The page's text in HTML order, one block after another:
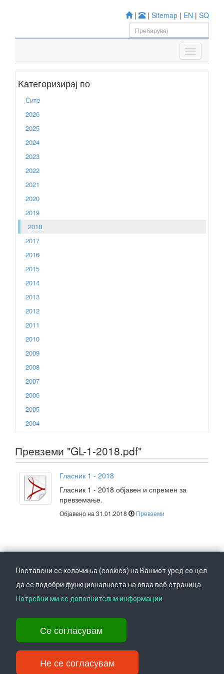
| | Sitemap | EN | SQ
Kатегоризирај по
Сите
2026
2025
2024
2023
2022
2021
2020
2019
2018
2017
2016
2015
2014
2013
2012
2011
2010
2009
2008
2007
2006
2005
2004
Превземи "GL-1-2018.pdf"
Гласник 1 - 2018
Гласник 1 - 2018 објавен и спремен за
превземање.
Објавено на 31.01.2018 Превземи
Врати се горе Следете не на
Ул. Даме Груев 14, Катна гаража Беко на 1-виот кат, 1000 Скопје,
Тел: +389 2 3103 601 (641), Факс: +389 2 3137 149 |
info@ippo.gov.mk
Поставени се колачиња (cookies) на Вашиот уред со цел
да се подобри функционалноста на оваа веб страница.
Потребни ми се дополнителни информации
Се согласувам
Не се согласувам